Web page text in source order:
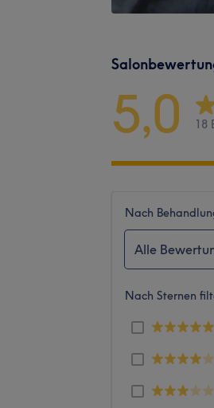
5,0 18
Nach
Alle
Nach Sternen